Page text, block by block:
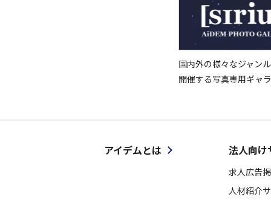
国内外の様々なジャン
開催する写真専用ギャ
アイデムとは 法人向け
求人広告
人材紹介